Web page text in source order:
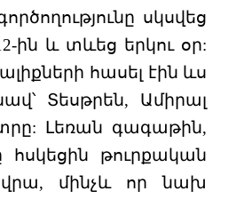
սկսվեց
ին և տևեց երկու օր:
հասել էին ևս
Տեսթրեն, Ամիրալ
Լեռան գագաթին,
հսկեցին թուրքական
վրա, մինչև որ նախ